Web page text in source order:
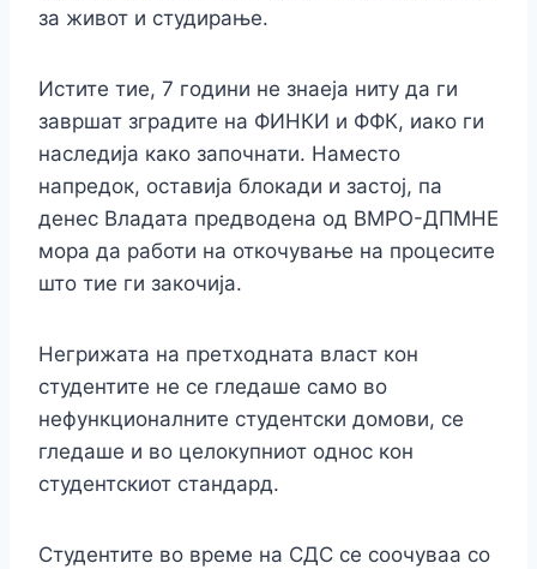
за живот и студирање.
Истите тие, 7 години не знаеја ниту да ги
завршат зградите на ФИНКИ и ФФК, иако ги
наследија како започнати. Наместо
напредок, оставија блокади и застој, па
денес Владата предводена од ВМРО-ДПМНЕ
мора да работи на откочување на процесите
што тие ги закочија.
Негрижата на претходната власт кон
студентите не се гледаше само во
нефункционалните студентски домови, се
гледаше и во целокупниот однос кон
студентскиот стандард.
Студентите во време на СДС се соочуваа со